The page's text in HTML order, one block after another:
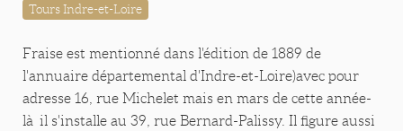
Tours Indre-et-Loire
Fraise est mentionné dans l'édition de 1889 de
l'annuaire départemental d'Indre-et-Loire)avec pour
adresse 16, rue Michelet mais en mars de cette année-
là il s'installe au 39, rue Bernard-Palissy. Il figure aussi